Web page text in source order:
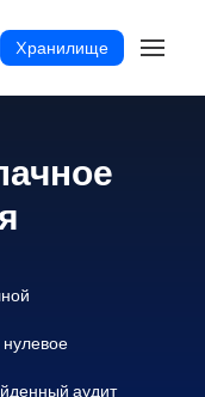
Xранилище
аудит